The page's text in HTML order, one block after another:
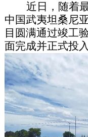
近日，随着
中国武夷坦桑尼
目圆满通过竣工
面完成并正式投入